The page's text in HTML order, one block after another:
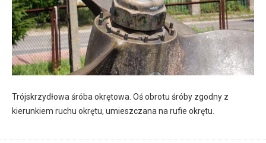
Trójskrzydłowa śróba okrętowa. Oś obrotu śróby zgodny z
kierunkiem ruchu okrętu, umieszczana na rufie okrętu.